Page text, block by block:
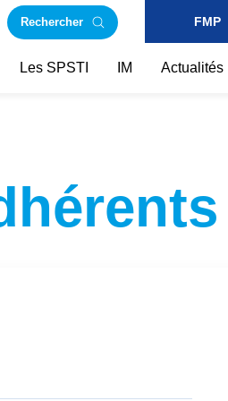
Rechercher FMP
Les SPSTI IM Actualités